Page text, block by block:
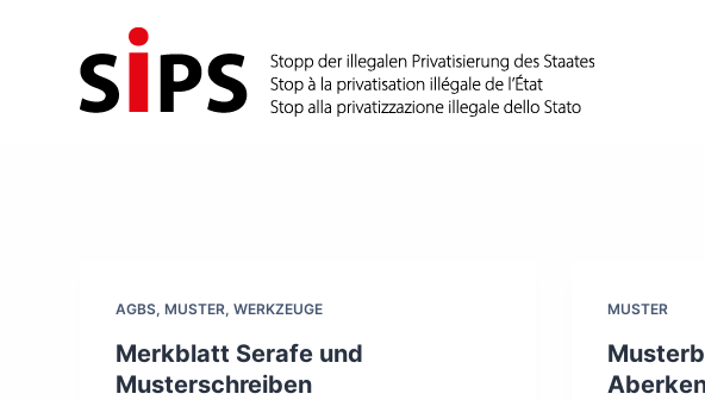
AGBS,MUSTER,WERKZEUGE
Merkblatt Serafe und
Musterschreiben
MUSTER